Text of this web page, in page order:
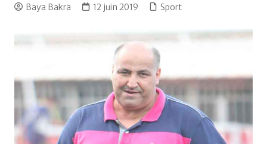
Baya Bakra 12 juin 2019 Sport